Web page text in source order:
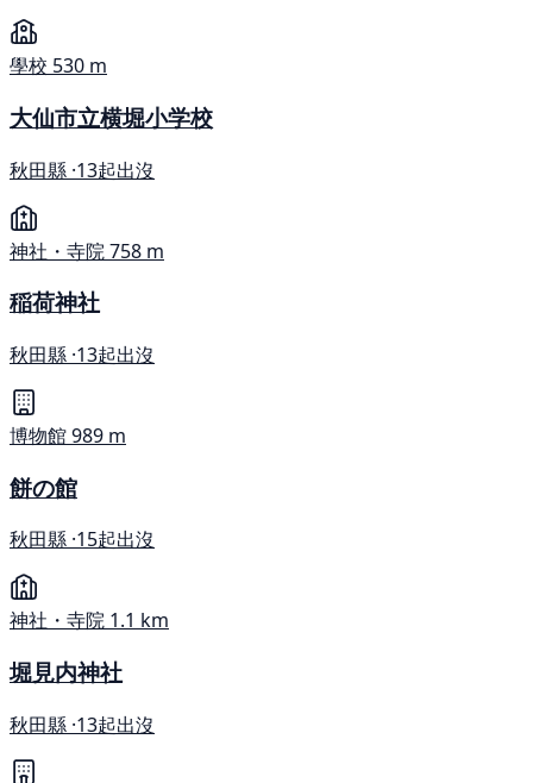
學校 530 m
大仙市立横堀小学校
秋田縣 ·13起出沒
神社・寺院758 m
稲荷神社
秋田縣 ·13起出沒
博物館989 m
餅の館
秋田縣 ·15起出沒
神社・寺院 1.1 km
堀見内神社
秋田縣 ·13起出沒